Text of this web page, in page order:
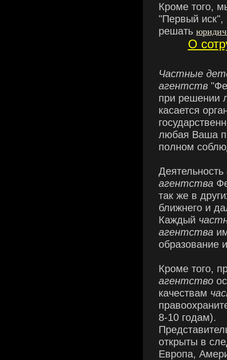
Кроме того,
"Первый иск",
решать
О
Частные
агентств
при решении
касается
любая Ваша
полном
Деятельность
агентства
так же в
ближнего и
Каждый
агентства
образование
Кроме того,
агентство
качествам
8-10 годам).
открыты в
Европа,